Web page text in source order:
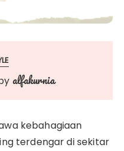
alfakurnia
kebahagiaan
terdengar di sekitar